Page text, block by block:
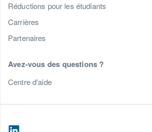
Réductions pour les étudiants
Carrières
Partenaires
Avez-vous des questions ?
Centre d'aide